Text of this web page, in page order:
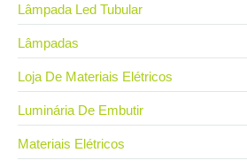
Lâmpada Led Tubular
Lâmpadas
Loja De Materiais Elétricos
Luminária De Embutir
Materiais Elétricos